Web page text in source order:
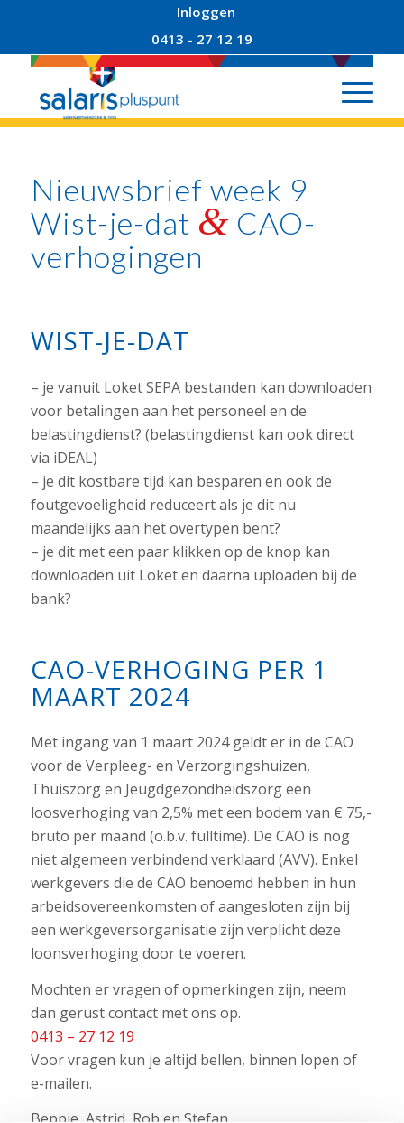
Inloggen
0413 - 27 12 19
Nieuwsbrief week 9
Wist-je-dat & CAO-
verhogingen
WIST-JE-DAT
– je vanuit Loket SEPA bestanden kan downloaden
voor betalingen aan het personeel en de
belastingdienst? (belastingdienst kan ook direct
via iDEAL)
– je dit kostbare tijd kan besparen en ook de
foutgevoeligheid reduceert als je dit nu
maandelijks aan het overtypen bent?
– je dit met een paar klikken op de knop kan
downloaden uit Loket en daarna uploaden bij de
bank?
CAO-VERHOGING PER 1
MAART 2024
Met ingang van 1 maart 2024 geldt er in de CAO
voor de Verpleeg- en Verzorgingshuizen,
Thuiszorg en Jeugdgezondheidszorg een
loosverhoging van 2,5% met een bodem van € 75,-
bruto per maand (o.b.v. fulltime). De CAO is nog
niet algemeen verbindend verklaard (AVV). Enkel
werkgevers die de CAO benoemd hebben in hun
arbeidsovereenkomsten of aangesloten zijn bij
een werkgeversorganisatie zijn verplicht deze
loonsverhoging door te voeren.
Mochten er vragen of opmerkingen zijn, neem
dan gerust contact met ons op.
0413 – 27 12 19
Voor vragen kun je altijd bellen, binnen lopen of
e-mailen.
Beppie, Astrid, Rob en Stefan